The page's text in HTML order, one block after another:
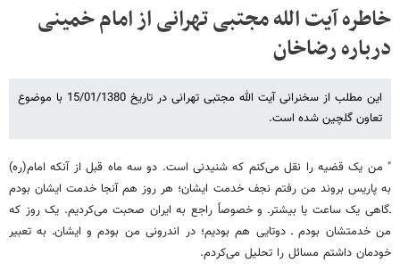
خاطره آیت الله مجتبی تهرانی از امام خمینی
درباره رضاخان
این مطلب از سخنرانی آیت الله مجتبی تهرانی در تاریخ 15/01/1380 با موضوع
تعاون گلچین شده است.
" من یک قضیه را نقل می‌کنم که شنیدنی است. دو سه ماه قبل از آنکه امام(ره)
به پاریس بروند من رفتم نجف خدمت ایشان؛ هر روز هم آنجا خدمت ایشان بودم
ـ‌گاهی یک ساعت یا بیشترـ و خصوصاً راجع به ایران صحبت می‌کردیم. یک روز که
من خدمتشان بودم ـ دوتایی هم بودیم؛ در اندرونی من بودم و ایشان‌ـ به تعبیر
خودمان داشتم مسائل را تحلیل می‌کردم.